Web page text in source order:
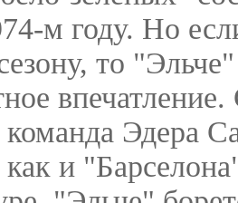
м году. Но
то
Эдера
как и